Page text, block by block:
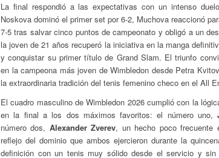
La final respondió a las expectativas con un intenso
Noskova dominó el primer set por 6-2, Muchova reaccionó
7-5 tras salvar cinco puntos de campeonato y obligó a un
la joven de 21 años recuperó la iniciativa en la manga
y conquistar su primer título de Grand Slam. El triunfo
en la campeona más joven de Wimbledon desde Petra
la extraordinaria tradición del tenis femenino checo en el All
El cuadro masculino de Wimbledon 2026 cumplió con la
en la final a los dos máximos favoritos: el número uno,
número dos, Alexander Zverev, un hecho poco frecuente
reflejo del dominio que ambos ejercieron durante la
definición con un tenis muy sólido desde el servicio y sin